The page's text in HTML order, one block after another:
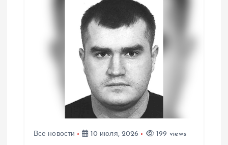
Все новости 10 июля, 2026 199 views